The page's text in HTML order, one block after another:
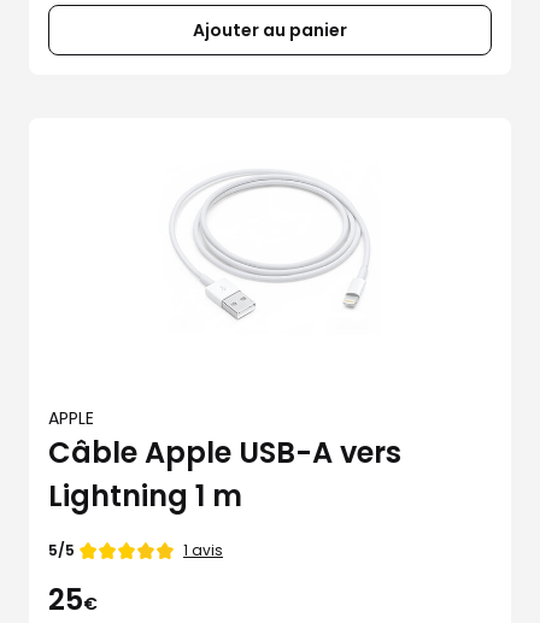
Ajouter au panier
APPLE
Câble Apple USB-A vers
Lightning 1 m
Note
5/5 1 avis
25€